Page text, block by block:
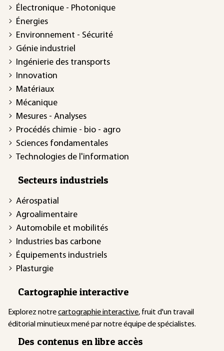
Électronique - Photonique
Énergies
Environnement - Sécurité
Génie industriel
Ingénierie des transports
Innovation
Matériaux
Mécanique
Mesures - Analyses
Procédés chimie - bio - agro
Sciences fondamentales
Technologies de l'information
Secteurs industriels
Aérospatial
Agroalimentaire
Automobile et mobilités
Industries bas carbone
Équipements industriels
Plasturgie
Cartographie interactive
Explorez notrecartographie interactive, fruit d'un travail
éditorial minutieux mené par notre équipe de spécialistes.
Des contenus en libre accès